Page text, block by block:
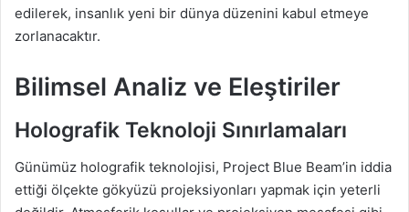
edilerek, insanlık yeni bir dünya düzenini kabul etmeye
zorlanacaktır.
Bilimsel Analiz ve Eleştiriler
Holografik Teknoloji Sınırlamaları
Günümüz holografik teknolojisi, Project Blue Beam’in iddia
ettiği ölçekte gökyüzü projeksiyonları yapmak için yeterli